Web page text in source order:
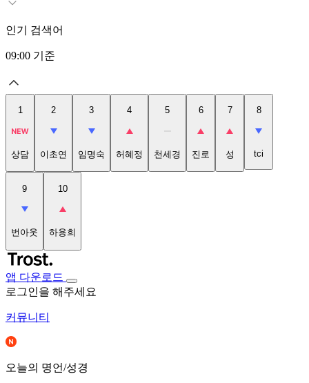
인기 검색어
09:00 기준
1
상담
2
이초연
3
임명숙
4
허혜정
5
천세경
6
진로
7
성
8
tci
9
번아웃
10
하용희
앱 다운로드
로그인을 해주세요
커뮤니티
오늘의 명언/성경